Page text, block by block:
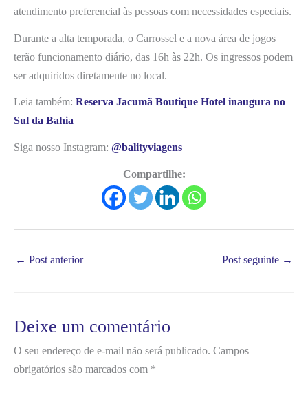
atendimento preferencial às pessoas com necessidades especiais.
Durante a alta temporada, o Carrossel e a nova área de jogos
terão funcionamento diário, das 16h às 22h. Os ingressos podem
ser adquiridos diretamente no local.
Leia também: Reserva Jacumã Boutique Hotel inaugura no
Sul da Bahia
Siga nosso Instagram: @balityviagens
Compartilhe:
← Post anterior Post seguinte →
Deixe um comentário
O seu endereço de e-mail não será publicado. Campos
obrigatórios são marcados com *